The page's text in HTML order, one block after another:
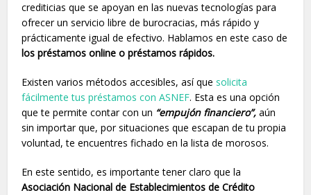
crediticias que se apoyan en las nuevas tecnologías para
ofrecer un servicio libre de burocracias, más rápido y
prácticamente igual de efectivo. Hablamos en este caso de
los préstamos online o préstamos rápidos.
Existen varios métodos accesibles, así que solicita
fácilmente tus préstamos con ASNEF. Esta es una opción
que te permite contar con un “empujón financiero”, aún
sin importar que, por situaciones que escapan de tu propia
voluntad, te encuentres fichado en la lista de morosos.
En este sentido, es importante tener claro que la
Asociación Nacional de Establecimientos de Crédito